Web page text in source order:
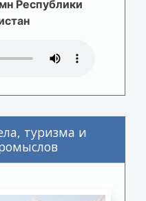
Республики
туризма и